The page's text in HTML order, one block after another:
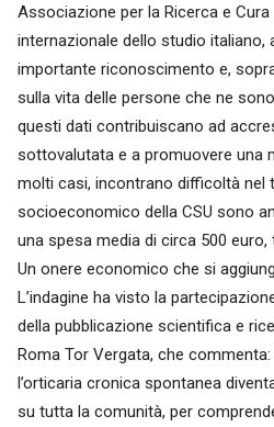
Associazione per la Ricerca e
internazionale dello studio
importante riconoscimento e,
sulla vita delle persone che ne
questi dati contribuiscano ad
sottovalutata e a promuovere una
molti casi, incontrano difficoltà nel
socioeconomico della CSU sono
una spesa media di circa 500
Un onere economico che si
L’indagine ha visto la
della pubblicazione scientifica e
Roma Tor Vergata, che
l’orticaria cronica spontanea
su tutta la comunità, per